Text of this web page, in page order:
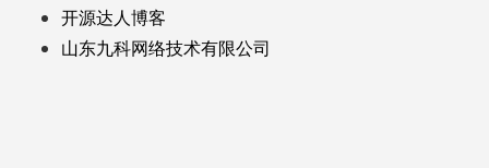
开源达人博客
山东九科网络技术有限公司